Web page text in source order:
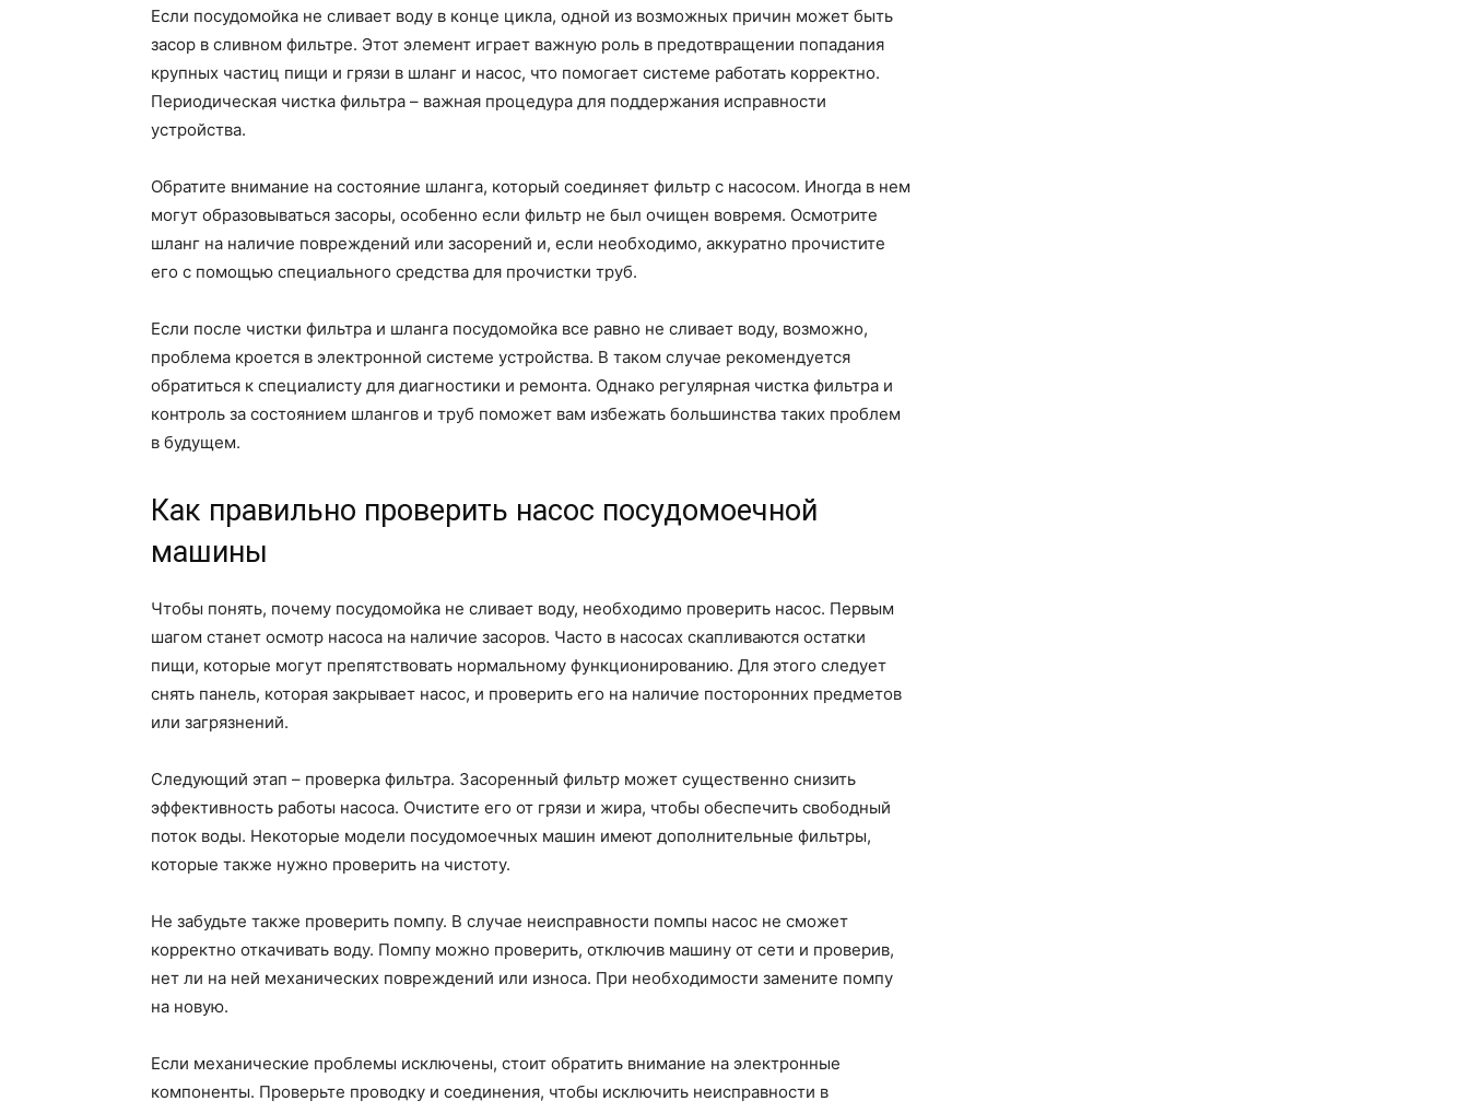
Если посудомойка не сливает воду в конце цикла, одной из возможных причин может быть
засор в сливном фильтре. Этот элемент играет важную роль в предотвращении попадания
крупных частиц пищи и грязи в шланг и насос, что помогает системе работать корректно.
Периодическая чистка фильтра – важная процедура для поддержания исправности
устройства.
Обратите внимание на состояние шланга, который соединяет фильтр с насосом. Иногда в нем
могут образовываться засоры, особенно если фильтр не был очищен вовремя. Осмотрите
шланг на наличие повреждений или засорений и, если необходимо, аккуратно прочистите
его с помощью специального средства для прочистки труб.
Если после чистки фильтра и шланга посудомойка все равно не сливает воду, возможно,
проблема кроется в электронной системе устройства. В таком случае рекомендуется
обратиться к специалисту для диагностики и ремонта. Однако регулярная чистка фильтра и
контроль за состоянием шлангов и труб поможет вам избежать большинства таких проблем
в будущем.
Как правильно проверить насос посудомоечной
машины
Чтобы понять, почему посудомойка не сливает воду, необходимо проверить насос. Первым
шагом станет осмотр насоса на наличие засоров. Часто в насосах скапливаются остатки
пищи, которые могут препятствовать нормальному функционированию. Для этого следует
снять панель, которая закрывает насос, и проверить его на наличие посторонних предметов
или загрязнений.
Следующий этап – проверка фильтра. Засоренный фильтр может существенно снизить
эффективность работы насоса. Очистите его от грязи и жира, чтобы обеспечить свободный
поток воды. Некоторые модели посудомоечных машин имеют дополнительные фильтры,
которые также нужно проверить на чистоту.
Не забудьте также проверить помпу. В случае неисправности помпы насос не сможет
корректно откачивать воду. Помпу можно проверить, отключив машину от сети и проверив,
нет ли на ней механических повреждений или износа. При необходимости замените помпу
на новую.
Если механические проблемы исключены, стоит обратить внимание на электронные
компоненты. Проверьте проводку и соединения, чтобы исключить неисправности в